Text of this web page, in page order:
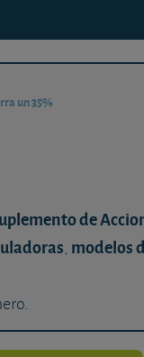
un 35%
de
, modelos